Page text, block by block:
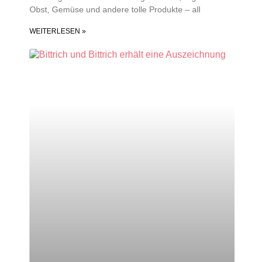
Obst, Gemüse und andere tolle Produkte – all
WEITERLESEN »